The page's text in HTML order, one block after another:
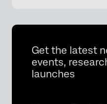
Get the latest
events,
launches